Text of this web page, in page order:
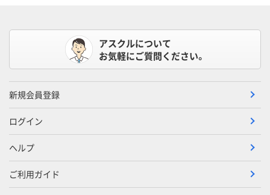
アスクルについて
お気軽にご質問ください。
新規会員登録
ログイン
ヘルプ
ご利用ガイド